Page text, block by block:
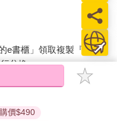
e書櫃」領取複製『兌換
兌換。
電子書僅能以金石堂專屬
閱讀器或直接下載檔案。
價$490